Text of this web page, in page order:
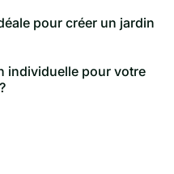
pour créer un jardin
individuelle pour votre